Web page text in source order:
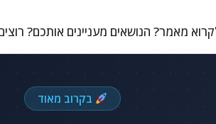
מאמר? הנושאים מעניינים אותכם?
בקרוב מאוד